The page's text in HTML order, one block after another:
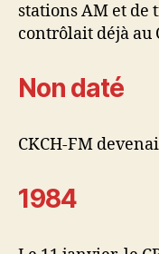
stations AM et de
contrôlait déjà au
Non daté
CKCH-FM
1984